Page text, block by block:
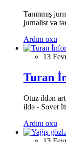
Tanınmış
jurnalist və
Ardını oxu
13
Turan
Otuz ildən
ildə - Sovet
Ardını oxu